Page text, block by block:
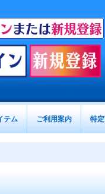
テム ご利用案内 特